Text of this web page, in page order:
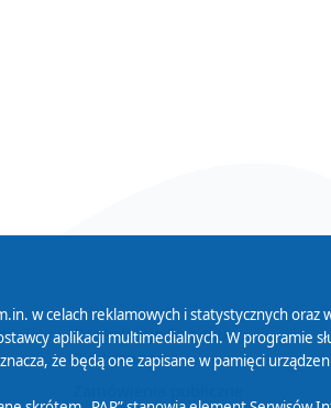
Organizacje Pożytku
Publicznego
w celach reklamowych i statystycznych
aplikacji multimedialnych. W programie
że będą one zapisane w pamięci